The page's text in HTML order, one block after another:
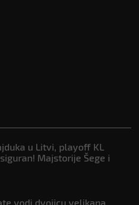
u Litvi, playoff KL
Majstorije Šege i
vodi dvojicu velikana